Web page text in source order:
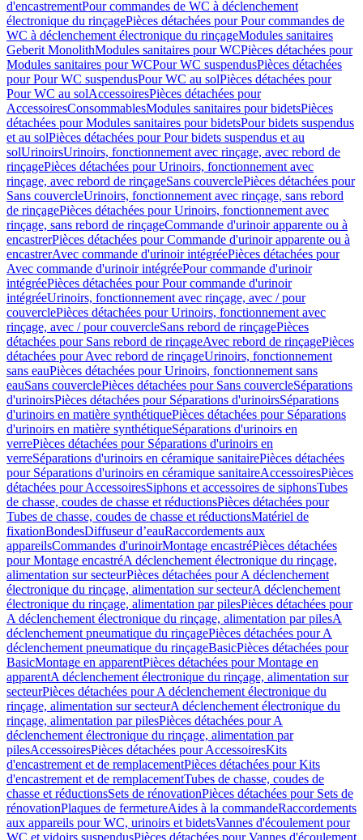
d'encastrementPour commandes de WC à déclenchement
électronique du rinçagePièces détachées pour Pour commandes de
WC à déclenchement électronique du rinçageModules sanitaires
Geberit MonolithModules sanitaires pour WCPièces détachées pour
Modules sanitaires pour WCPour WC suspendusPièces détachées
pour Pour WC suspendusPour WC au solPièces détachées pour
Pour WC au solAccessoiresPièces détachées pour
AccessoiresConsommablesModules sanitaires pour bidetsPièces
détachées pour Modules sanitaires pour bidetsPour bidets suspendus
et au solPièces détachées pour Pour bidets suspendus et au
solUrinoirsUrinoirs, fonctionnement avec rinçage, avec rebord de
rinçagePièces détachées pour Urinoirs, fonctionnement avec
rinçage, avec rebord de rinçageSans couverclePièces détachées pour
Sans couvercleUrinoirs, fonctionnement avec rinçage, sans rebord
de rinçagePièces détachées pour Urinoirs, fonctionnement avec
rinçage, sans rebord de rinçageCommande d'urinoir apparente ou à
encastrerPièces détachées pour Commande d'urinoir apparente ou à
encastrerAvec commande d'urinoir intégréePièces détachées pour
Avec commande d'urinoir intégréePour commande d'urinoir
intégréePièces détachées pour Pour commande d'urinoir
intégréeUrinoirs, fonctionnement avec rinçage, avec / pour
couverclePièces détachées pour Urinoirs, fonctionnement avec
rinçage, avec / pour couvercleSans rebord de rinçagePièces
détachées pour Sans rebord de rinçageAvec rebord de rinçagePièces
détachées pour Avec rebord de rinçageUrinoirs, fonctionnement
sans eauPièces détachées pour Urinoirs, fonctionnement sans
eauSans couverclePièces détachées pour Sans couvercleSéparations
d'urinoirsPièces détachées pour Séparations d'urinoirsSéparations
d'urinoirs en matière synthétiquePièces détachées pour Séparations
d'urinoirs en matière synthétiqueSéparations d'urinoirs en
verrePièces détachées pour Séparations d'urinoirs en
verreSéparations d'urinoirs en céramique sanitairePièces détachées
pour Séparations d'urinoirs en céramique sanitaireAccessoiresPièces
détachées pour AccessoiresSiphons et accessoires de siphonsTubes
de chasse, coudes de chasse et réductionsPièces détachées pour
Tubes de chasse, coudes de chasse et réductionsMatériel de
fixationBondesDiffuseur d’eauRaccordements aux
appareilsCommandes d'urinoirMontage encastréPièces détachées
pour Montage encastréA déclenchement électronique du rinçage,
alimentation sur secteurPièces détachées pour A déclenchement
électronique du rinçage, alimentation sur secteurA déclenchement
électronique du rinçage, alimentation par pilesPièces détachées pour
A déclenchement électronique du rinçage, alimentation par pilesA
déclenchement pneumatique du rinçagePièces détachées pour A
déclenchement pneumatique du rinçageBasicPièces détachées pour
BasicMontage en apparentPièces détachées pour Montage en
apparentA déclenchement électronique du rinçage, alimentation sur
secteurPièces détachées pour A déclenchement électronique du
rinçage, alimentation sur secteurA déclenchement électronique du
rinçage, alimentation par pilesPièces détachées pour A
déclenchement électronique du rinçage, alimentation par
pilesAccessoiresPièces détachées pour AccessoiresKits
d'encastrement et de remplacementPièces détachées pour Kits
d'encastrement et de remplacementTubes de chasse, coudes de
chasse et réductionsSets de rénovationPièces détachées pour Sets de
rénovationPlaques de fermetureAides à la commandeRaccordements
aux appareils pour WC, urinoirs et bidetsVannes d'écoulement pour
WC et vidoirs suspendusPièces détachées pour Vannes d'écoulement